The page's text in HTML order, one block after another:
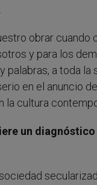
obrar
y para los
palabras, a toda
en el anuncio
la cultura
un